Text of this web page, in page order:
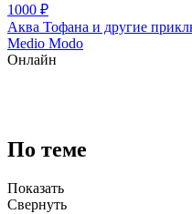
1000 ₽
Аква Тофана и другие
Medio Modo
Онлайн
По теме
Показать
Свернуть